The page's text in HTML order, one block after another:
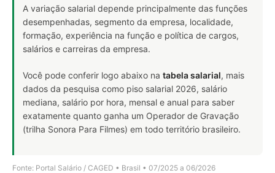
A variação salarial depende principalmente das funções
desempenhadas, segmento da empresa, localidade,
formação, experiência na função e política de cargos,
salários e carreiras da empresa.
Você pode conferir logo abaixo na tabela salarial, mais
dados da pesquisa como piso salarial 2026, salário
mediana, salário por hora, mensal e anual para saber
exatamente quanto ganha um Operador de Gravação
(trilha Sonora Para Filmes) em todo território brasileiro.
Fonte: Portal Salário / CAGED • Brasil • 07/2025 a 06/2026